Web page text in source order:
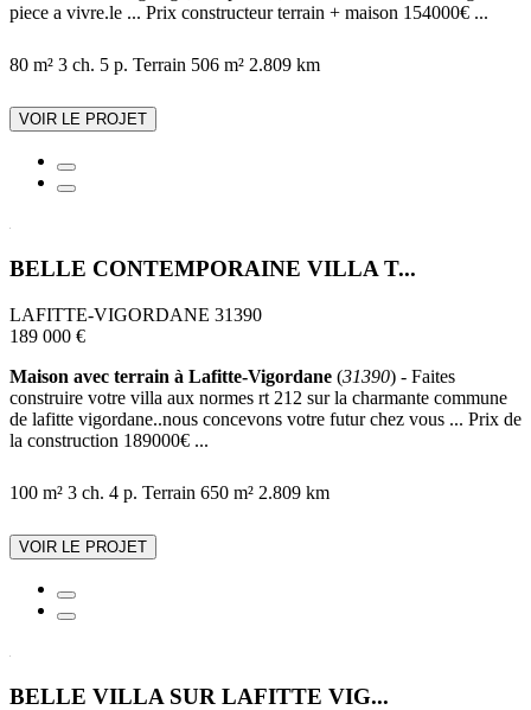
piece a vivre.le ... Prix constructeur terrain + maison 154000€ ...
80 m² 3 ch. 5 p. Terrain 506 m² 2.809 km
VOIR LE PROJET
BELLE CONTEMPORAINE VILLA T...
LAFITTE-VIGORDANE 31390
189 000 €
Maison avec terrain à Lafitte-Vigordane (31390) - Faites
construire votre villa aux normes rt 212 sur la charmante commune
de lafitte vigordane..nous concevons votre futur chez vous ... Prix de
la construction 189000€ ...
100 m² 3 ch. 4 p. Terrain 650 m² 2.809 km
VOIR LE PROJET
BELLE VILLA SUR LAFITTE VIG...